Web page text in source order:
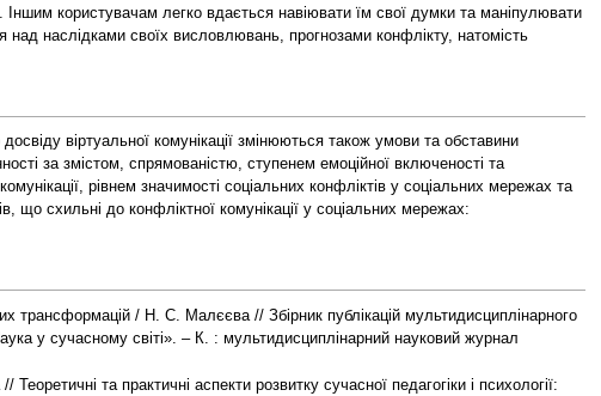
Іншим користувачам легко вдається навіювати їм свої думки та маніпулювати
наслідками своїх висловлювань, прогнозами конфлікту, натомість
віртуальної комунікації змінюються також умови та обставини
за змістом, спрямованістю, ступенем емоційної включеності та
рівнем значимості соціальних конфліктів у соціальних мережах та
що схильні до конфліктної комунікації у соціальних мережах:
трансформацій / Н. С. Малєєва // Збірник публікацій мультидисциплінарного
у сучасному світі». – К. : мультидисциплінарний науковий журнал
та практичні аспекти розвитку сучасної педагогіки і психології: